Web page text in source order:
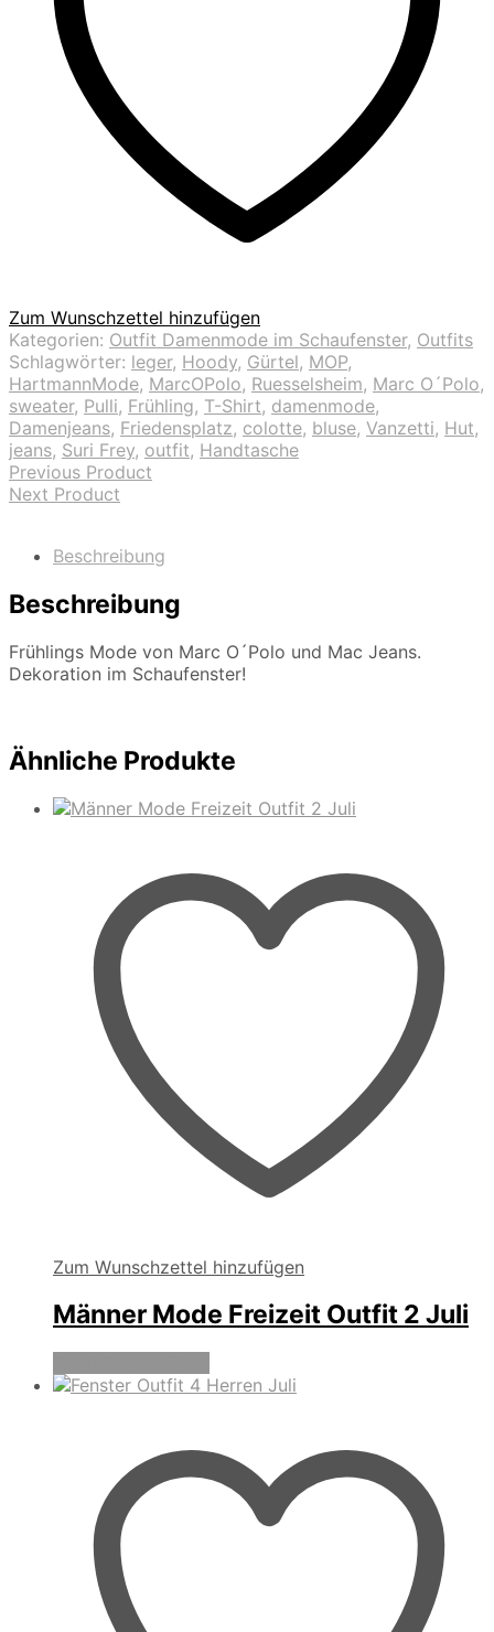
Zum Wunschzettel hinzufügen
Kategorien: Outfit Damenmode im Schaufenster, Outfits
Schlagwörter: leger, Hoody, Gürtel, MOP,
HartmannMode, MarcOPolo, Ruesselsheim, Marc O´Polo,
sweater, Pulli, Frühling, T-Shirt, damenmode,
Damenjeans, Friedensplatz, colotte, bluse, Vanzetti, Hut,
jeans, Suri Frey, outfit, Handtasche
Previous Product
Next Product
Beschreibung
Beschreibung
Frühlings Mode von Marc O´Polo und Mac Jeans.
Dekoration im Schaufenster!
Ähnliche Produkte
Zum Wunschzettel hinzufügen
Männer Mode Freizeit Outfit 2 Juli